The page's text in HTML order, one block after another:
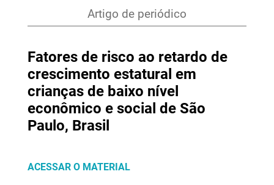
Artigo de periódico
Fatores de risco ao retardo de
crescimento estatural em
crianças de baixo nível
econômico e social de São
Paulo, Brasil
ACESSAR O MATERIAL